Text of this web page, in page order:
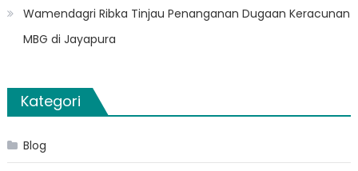
Wamendagri Ribka Tinjau Penanganan Dugaan Keracunan
MBG di Jayapura
Kategori
Blog